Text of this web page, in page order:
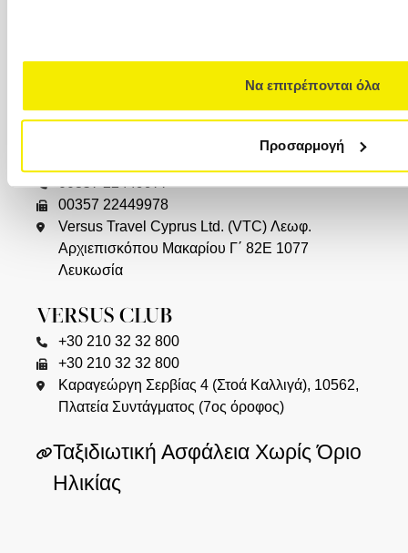
Να επιτρέπονται όλα
Προσαρμογή
Καλαποθάκη 7-9 (δίπλα στην πλατεία
Αριστοτέλους), 546 24, (2ος όροφος)
00357 22449977
00357 22449978
Versus Travel Cyprus Ltd. (VTC) Λεωφ.
Αρχιεπισκόπου Μακαρίου Γ΄ 82Ε 1077
Λευκωσία
VERSUS CLUB
+30 210 32 32 800
+30 210 32 32 800
Καραγεώργη Σερβίας 4 (Στοά Καλλιγά), 10562,
Πλατεία Συντάγματος (7ος όροφος)
Ταξιδιωτική Ασφάλεια Χωρίς Όριο
Ηλικίας